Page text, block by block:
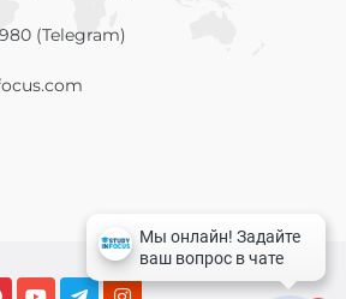
(Telegram)